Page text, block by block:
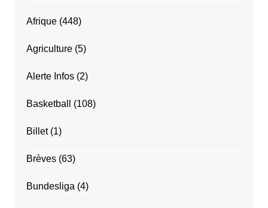
Afrique(448)
Agriculture(5)
Alerte Infos(2)
Basketball (108)
Billet(1)
Brèves(63)
Bundesliga (4)